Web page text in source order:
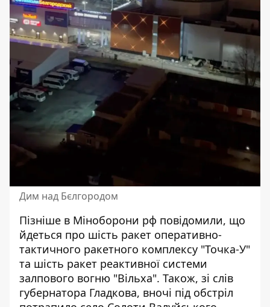
Дим над Бєлгородом
Пізніше в Міноборони рф повідомили, що
йдеться про шість ракет оперативно-
тактичного ракетного комплексу "Точка-У"
та шість ракет реактивної системи
залпового вогню "Вільха". Також, зі слів
губернатора Гладкова, вночі під обстріл